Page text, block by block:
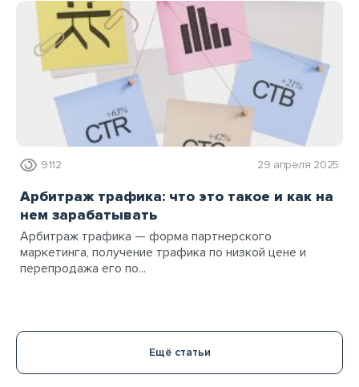
9112 29 апреля 2025
Арбитраж трафика: что это такое и как на
нем зарабатывать
Арбитраж трафика — форма партнерского
маркетинга, получение трафика по низкой цене и
перепродажа его по...
Ещё статьи